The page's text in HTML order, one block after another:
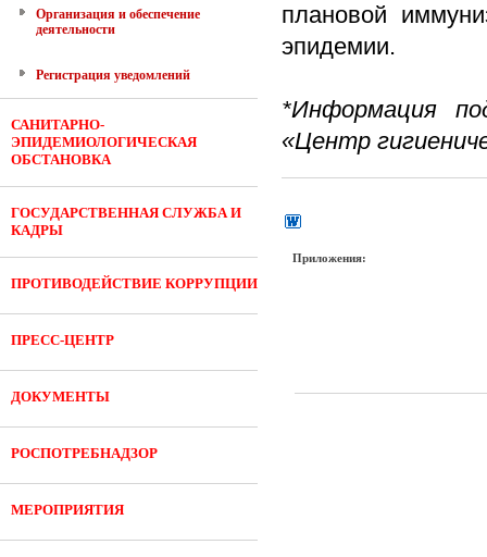
Организация и обеспечение
деятельности
Регистрация уведомлений
САНИТАРНО-
ЭПИДЕМИОЛОГИЧЕСКАЯ
ОБСТАНОВКА
ГОСУДАРСТВЕННАЯ СЛУЖБА И
КАДРЫ
ПРОТИВОДЕЙСТВИЕ КОРРУПЦИИ
ПРЕСС-ЦЕНТР
ДОКУМЕНТЫ
РОСПОТРЕБНАДЗОР
МЕРОПРИЯТИЯ
плановой
эпидемии.
*Информация
«Центр
Приложения: